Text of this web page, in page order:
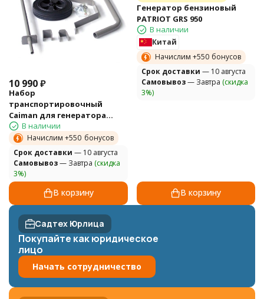
10 990₽
Набор
транспортировочный
Caiman для генератора
3010XL12, 4010XL12
В наличии
Начислим +550 бонусов
Cрок доставки — 10 августа
Самовывоз— Завтра (скидка
3%)
В корзину
Генератор бензиновый
PATRIOT GRS 950
В наличии
Китай
Начислим +550 бонусов
Cрок доставки — 10 августа
Самовывоз— Завтра (скидка
3%)
В корзину
Садтех Юрлица
Покупайте как юридическое
лицо
Начать сотрудничество